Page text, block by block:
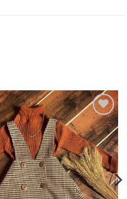
Ajouter
à la
liste de
souhaits